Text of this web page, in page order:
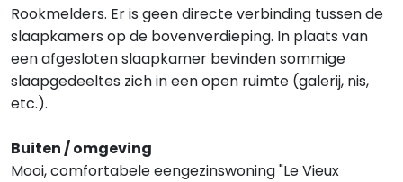
Rookmelders. Er is geen directe verbinding tussen de
slaapkamers op de bovenverdieping. In plaats van
een afgesloten slaapkamer bevinden sommige
slaapgedeeltes zich in een open ruimte (galerij, nis,
etc.).
Buiten / omgeving
Mooi, comfortabele eengezinswoning "Le Vieux